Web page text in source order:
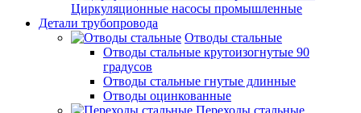
Циркуляционные насосы промышленные
Детали трубопровода
Отводы стальные
Отводы стальные крутоизогнутые 90
градусов
Отводы стальные гнутые длинные
Отводы оцинкованные
Переходы стальные